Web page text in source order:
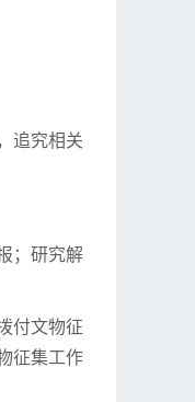
追究相关
；研究解
付文物征
征集工作